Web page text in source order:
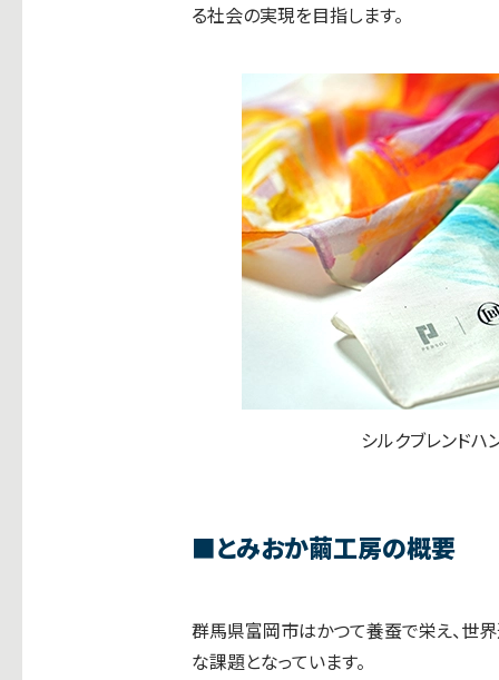
る社会の実現を目指します。
シルクブレンドハ
■とみおか繭工房の概要
群馬県富岡市はかつて養蚕で栄え、世
な課題となっています。